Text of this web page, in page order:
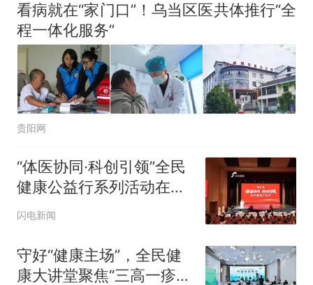
看病就在“家门口”！乌当区医共体推行“全
程一体化服务”
贵阳网
“体医协同·科创引领”全民
健康公益行系列活动在聊
城举办
闪电新闻
守好“健康主场”，全民健
康大讲堂聚焦“三高一疹”